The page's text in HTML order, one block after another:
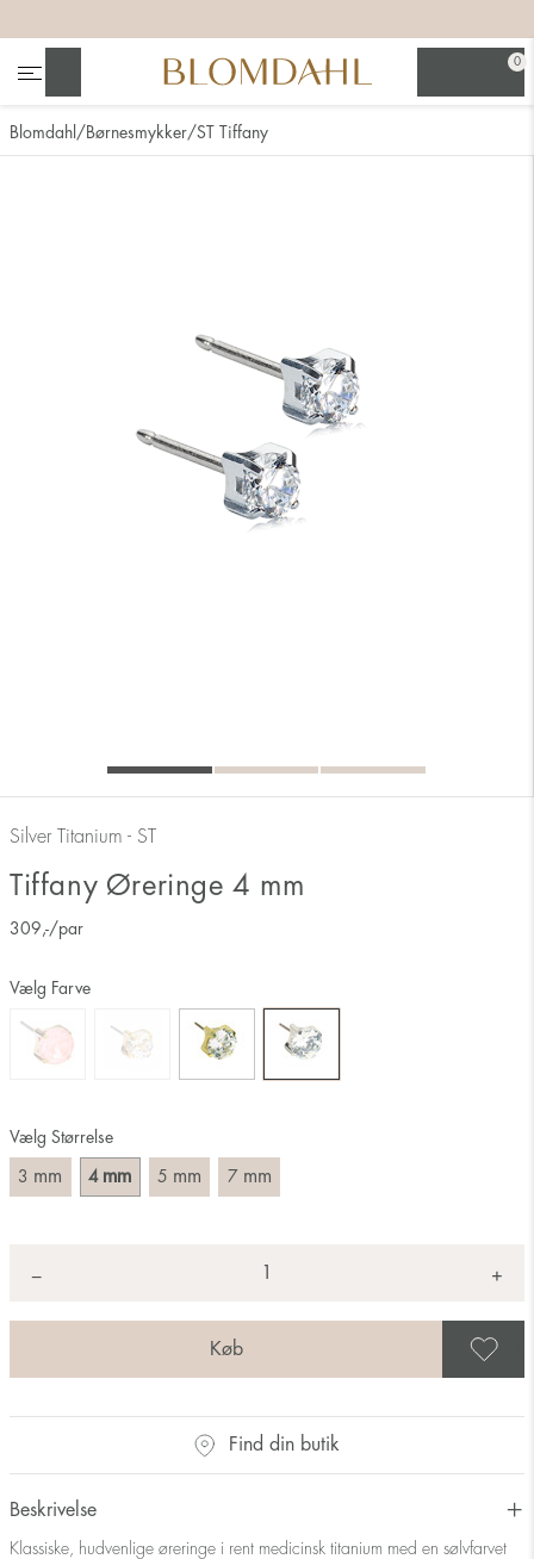
0
Blomdahl Børnesmykker ST Tiffany
Silver Titanium - ST
Tiffany Øreringe 4 mm
309 ,-/par
Vælg Størrelse
3 mm 4 mm 5 mm 7 mm
Vælg Farve
− +
Find din butik
Beskrivelse
Klassiske, hudvenlige øreringe i rent medicinsk titanium med en sølvfarvet